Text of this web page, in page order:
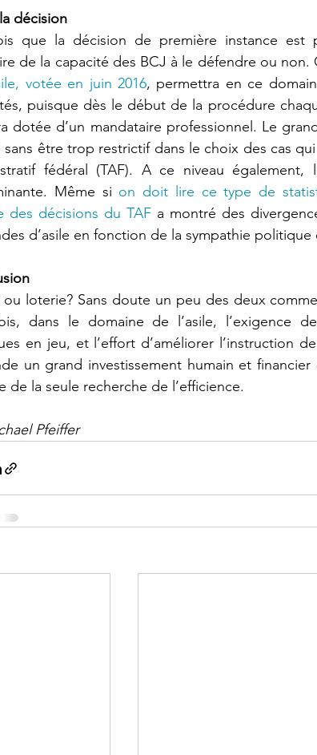
décision
que la décision de première instance est
de la capacité des BCJ à le défendre ou non.
votée en juin 2016, permettra en ce
puisque dès le début de la procédure
dotée d’un mandataire professionnel. Le
sans être trop restrictif dans le choix des cas
fédéral (TAF). A ce niveau
Même si on doit lire ce type de
des décisions du TAF a montré des
d’asile en fonction de la sympathie politique
ou loterie? Sans doute un peu des deux
dans le domaine de l’asile, l’exigence
en jeu, et l’effort d’améliorer l’instruction
un grand investissement humain et
de la seule recherche de l’efficience.
Pfeiffer